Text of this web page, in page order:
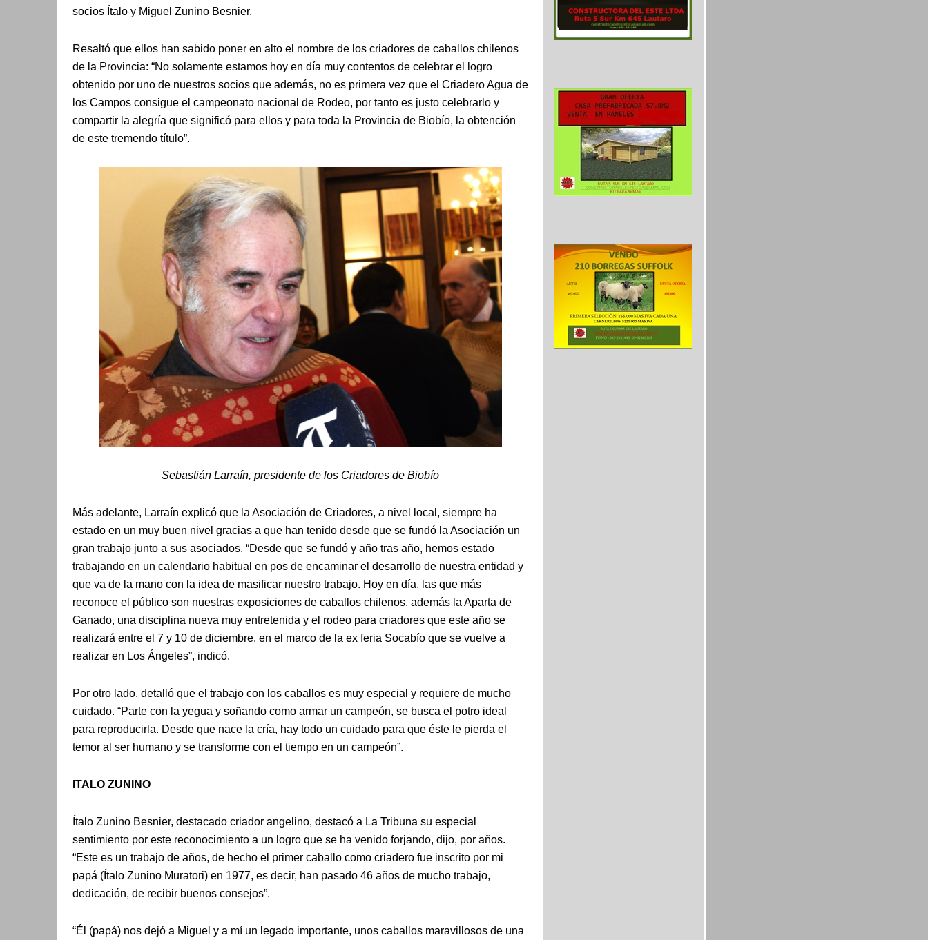
socios Ítalo y Miguel Zunino Besnier.
Resaltó que ellos han sabido poner en alto el nombre de los criadores de caballos chilenos
de la Provincia: “No solamente estamos hoy en día muy contentos de celebrar el logro
obtenido por uno de nuestros socios que además, no es primera vez que el Criadero Agua de
los Campos consigue el campeonato nacional de Rodeo, por tanto es justo celebrarlo y
compartir la alegría que significó para ellos y para toda la Provincia de Biobío, la obtención
de este tremendo título”.
Sebastián Larraín, presidente de los Criadores de Biobío
Más adelante, Larraín explicó que la Asociación de Criadores, a nivel local, siempre ha
estado en un muy buen nivel gracias a que han tenido desde que se fundó la Asociación un
gran trabajo junto a sus asociados. “Desde que se fundó y año tras año, hemos estado
trabajando en un calendario habitual en pos de encaminar el desarrollo de nuestra entidad y
que va de la mano con la idea de masificar nuestro trabajo. Hoy en día, las que más
reconoce el público son nuestras exposiciones de caballos chilenos, además la Aparta de
Ganado, una disciplina nueva muy entretenida y el rodeo para criadores que este año se
realizará entre el 7 y 10 de diciembre, en el marco de la ex feria Socabío que se vuelve a
realizar en Los Ángeles”, indicó.
Por otro lado, detalló que el trabajo con los caballos es muy especial y requiere de mucho
cuidado. “Parte con la yegua y soñando como armar un campeón, se busca el potro ideal
para reproducirla. Desde que nace la cría, hay todo un cuidado para que éste le pierda el
temor al ser humano y se transforme con el tiempo en un campeón”.
ITALO ZUNINO
Ítalo Zunino Besnier, destacado criador angelino, destacó a La Tribuna su especial
sentimiento por este reconocimiento a un logro que se ha venido forjando, dijo, por años.
“Este es un trabajo de años, de hecho el primer caballo como criadero fue inscrito por mi
papá (Ítalo Zunino Muratori) en 1977, es decir, han pasado 46 años de mucho trabajo,
dedicación, de recibir buenos consejos”.
“Él (papá) nos dejó a Miguel y a mí un legado importante, unos caballos maravillosos de una